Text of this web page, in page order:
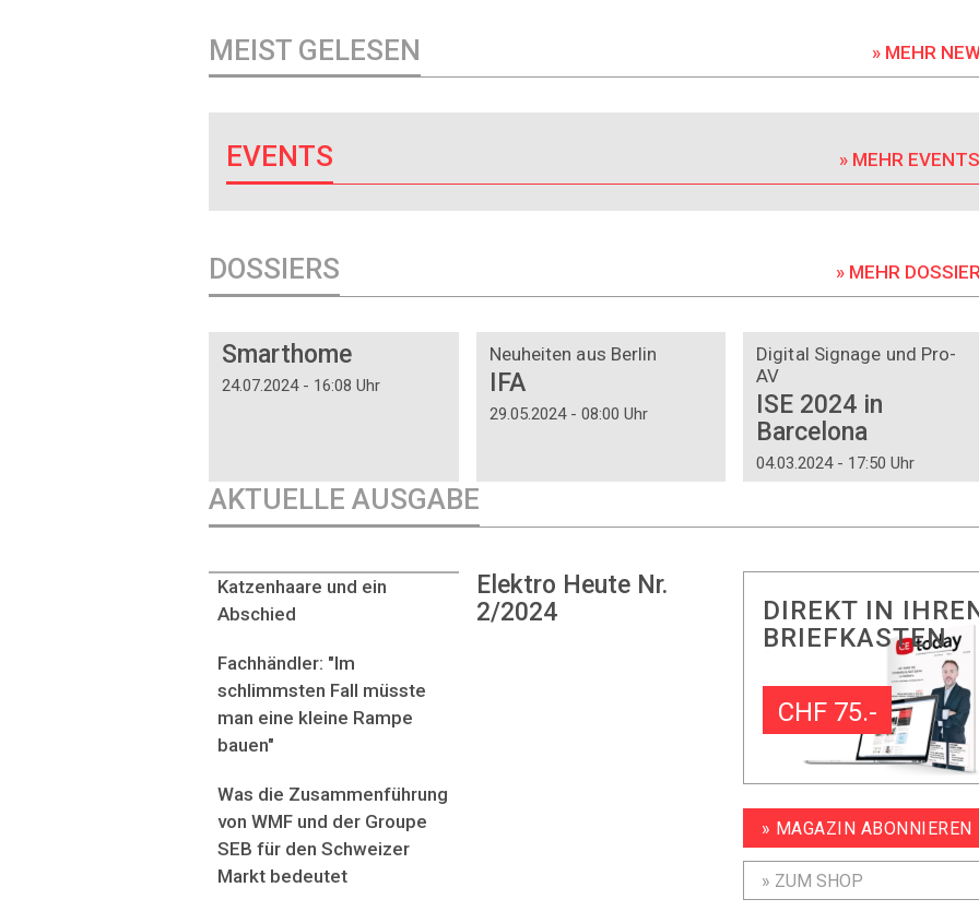
MEIST GELESEN » MEHR
EVENTS » MEHR
DOSSIERS » MEHR
Smarthome
24.07.2024 - 16:08 Uhr
Neuheiten aus Berlin
IFA
29.05.2024 - 08:00 Uhr
Digital Signage und Pro-
AV
ISE 2024 in
Barcelona
04.03.2024 - 17:50 Uhr
AKTUELLE AUSGABE
Elektro Heute Nr.
2/2024
Katzenhaare und ein
Abschied
Fachhändler: "Im
schlimmsten Fall müsste
man eine kleine Rampe
bauen"
Was die Zusammenführung
von WMF und der Groupe
SEB für den Schweizer
Markt bedeutet
DIREKT IN
BRIEFKASTEN
CHF 75.-
» MAGAZIN ABONNIEREN
» ZUM SHOP